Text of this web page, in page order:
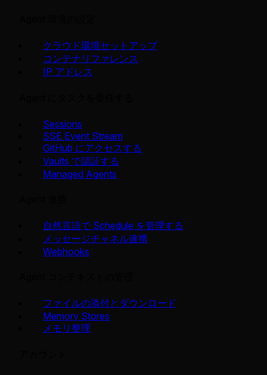
クラウド環境セットアップ
コンテナリファレンス
IP アドレス
Sessions
SSE Event Stream
GitHub にアクセスする
Vaults で認証する
Managed Agents
自然言語で Schedule を管理する
メッセージチャネル連携
Webhooks
ファイルの添付とダウンロード
Memory Stores
メモリ整理